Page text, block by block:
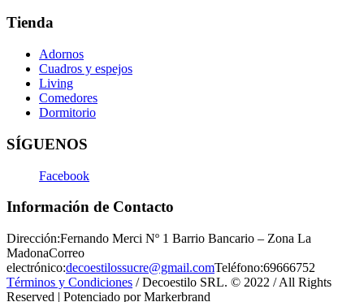
Tienda
Adornos
Cuadros y espejos
Living
Comedores
Dormitorio
SÍGUENOS
Facebook
Información de Contacto
Dirección:Fernando Merci Nº 1 Barrio Bancario – Zona La
MadonaCorreo
electrónico:decoestilossucre@gmail.comTeléfono:69666752
Términos y Condiciones / Decoestilo SRL. © 2022 / All Rights
Reserved | Potenciado por Markerbrand